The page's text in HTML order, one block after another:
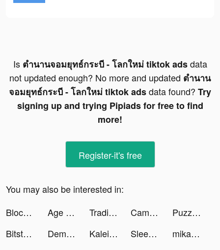
Is ตำนานจอมยุทธ์กระบี - โลกใหม่ tiktok adsdata
not updated enough? No more and updated ตำนาน
จอมยุทธ์กระบี - โลกใหม่ tiktok adsdata found? Try
signing up and trying Pipiads for free to find
more!
Register-it's free
You may also be interested in:
Block Blast-Block Puzzle Games tiktok ads
Age of Origins:Tower Defense tiktok ads Trading Legend tiktok ads Camsea - Live Video Chat tiktok ads
Puzzles & Survival tiktok ads
Bitstar War tiktok ads
Demon box pro tiktok ads Kaleighs_mom tiktok ads Sleep Monitor: Sleep Tracker tiktok ads mikann_z tiktok ads